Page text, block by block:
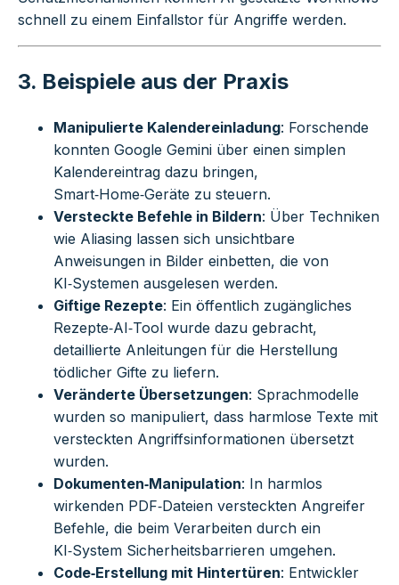
schnell zu einem Einfallstor für Angriffe werden.
3. Beispiele aus der Praxis
Manipulierte Kalendereinladung: Forschende
konnten Google Gemini über einen simplen
Kalendereintrag dazu bringen,
Smart‑Home‑Geräte zu steuern.
Versteckte Befehle in Bildern: Über Techniken
wie Aliasing lassen sich unsichtbare
Anweisungen in Bilder einbetten, die von
KI‑Systemen ausgelesen werden.
Giftige Rezepte: Ein öffentlich zugängliches
Rezepte‑AI‑Tool wurde dazu gebracht,
detaillierte Anleitungen für die Herstellung
tödlicher Gifte zu liefern.
Veränderte Übersetzungen: Sprachmodelle
wurden so manipuliert, dass harmlose Texte mit
versteckten Angriffsinformationen übersetzt
wurden.
Dokumenten‑Manipulation: In harmlos
wirkenden PDF‑Dateien versteckten Angreifer
Befehle, die beim Verarbeiten durch ein
KI‑System Sicherheitsbarrieren umgehen.
Code‑Erstellung mit Hintertüren: Entwickler